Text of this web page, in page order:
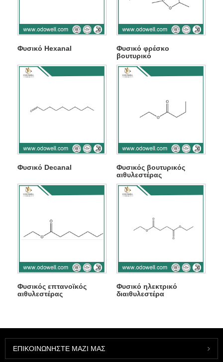
Φυσικό Hexanal
Φυσικό φρέσκο ​​
βουτυρικό
Φυσικό Decanal
Φυσικός βουτυρικός
αιθυλεστέρας
Φυσικός επτανοϊκός
αιθυλεστέρας
Φυσικό ηλεκτρικό
διαιθυλεστέρα
ΕΠΙΚΟΙΝΩΝΉΣΤΕ ΜΑΖΊ ΜΑΣ